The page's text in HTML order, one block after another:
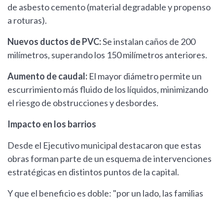
de asbesto cemento (material degradable y propenso
a roturas).
Nuevos ductos de PVC:Se instalan caños de 200
milímetros, superando los 150 milímetros anteriores.
Aumento de caudal: El mayor diámetro permite un
escurrimiento más fluido de los líquidos, minimizando
el riesgo de obstrucciones y desbordes.
Impacto en los barrios
Desde el Ejecutivo municipal destacaron que estas
obras forman parte de un esquema de intervenciones
estratégicas en distintos puntos de la capital.
Y que el beneficio es doble: "por un lado, las familias